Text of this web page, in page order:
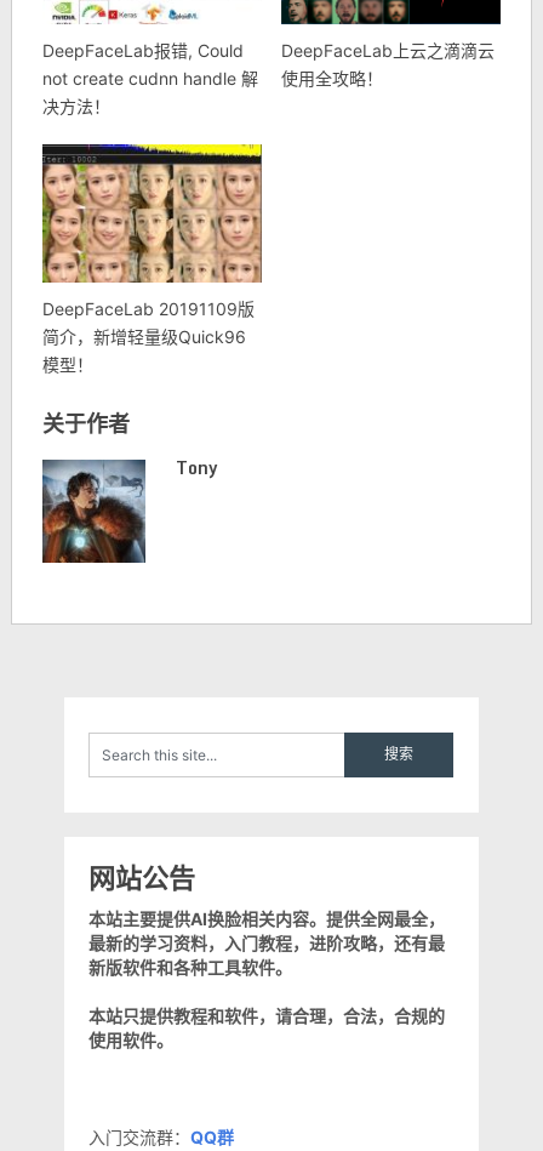
DeepFaceLab报错, Could
not create cudnn handle 解
决方法！
DeepFaceLab上云之滴滴云
使用全攻略！
DeepFaceLab 20191109版
简介，新增轻量级Quick96
模型！
关于作者
Tony
网站公告
本站主要提供AI换脸相关内容。提供全网最全，
最新的学习资料，入门教程，进阶攻略，还有最
新版软件和各种工具软件。
本站只提供教程和软件，请合理，合法，合规的
使用软件。
入门交流群： QQ群